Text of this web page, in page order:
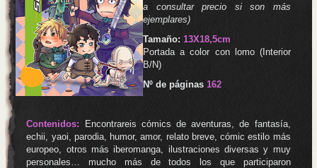
a consultar precio si son más
ejemplares)
Tamaño: 13X18,5cm
Portada a color con lomo (Interior
B/N)
Nº de páginas 162
Contenidos: Encontrareis cómics de aventuras, de fantasía,
echii, yaoi, parodia, humor, amor, relato breve, cómic estilo más
europeo, otros más iberomanga, ilustraciones diversas y muy
personales… mucho más de todos los que participaron